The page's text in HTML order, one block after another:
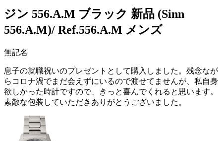
ジン 556.A.M ブラック 新品 (Sinn
556.A.M)/ Ref.556.A.M メンズ
無記名
息子の就職祝いのプレゼントとして購入しました。残念なが
らコロナ渦でまだ会えずにいるので渡せてませんが、私自身
欲しかった時計ですので、きっと喜んでくれると思います。
素敵な包装していただきありがとうございました。